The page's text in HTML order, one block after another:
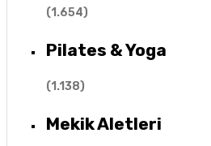
(1.654)
Pilates & Yoga
(1.138)
Mekik Aletleri